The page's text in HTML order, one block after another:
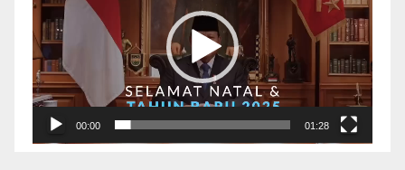
00:00 01:28